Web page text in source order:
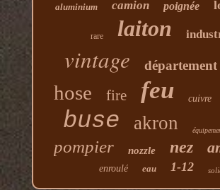
aluminium camion poignée
rare laiton
vintage département
hose fire feu cuivre
buse akron
pompier nozzle nez
enroulé eau 1-12